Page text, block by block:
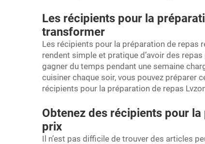
Les récipients pour la
transformer
Les récipients pour la préparation de repas
rendent simple et pratique d’avoir des
gagner du temps pendant une semaine
cuisiner chaque soir, vous pouvez préparer
récipients pour la préparation de repas
Obtenez des récipients pour
prix
Il n’est pas difficile de trouver des articles